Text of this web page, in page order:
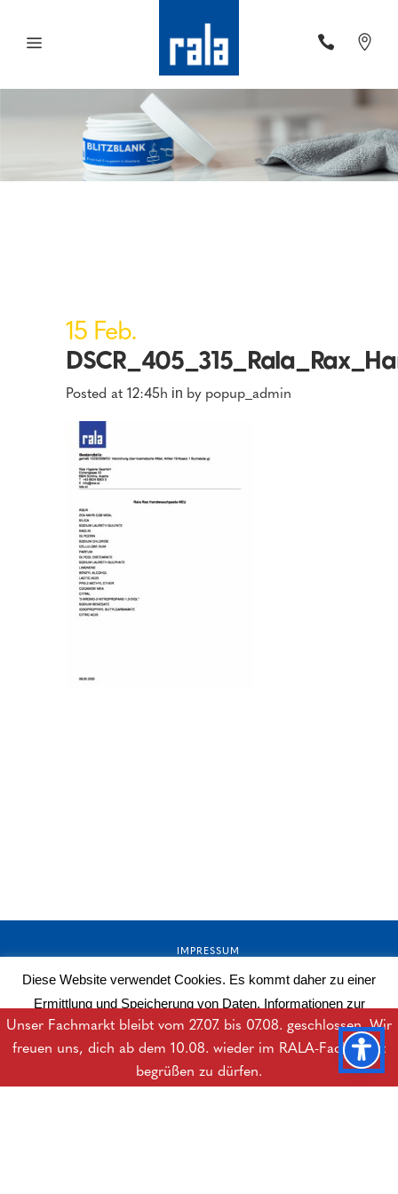
15 Feb.
Posted at 12:45h in by popup_admin
IMPRESSUM
AGB
BARRIEREFREIHEITSERKLÄRUNG
DOWNLOADS
Diese Website verwendet Cookies. Es kommt daher zu einer
Ermittlung und Speicherung von Daten. Informationen zur
Datenverarbeitung erhalten Sie in der Datenschutzerklärung.
Mehr lesen
Unser Fachmarkt bleibt vom 27.07. bis 07.08. geschlossen. Wir
freuen uns, dich ab dem 10.08. wieder im RALA-Fachmarkt
begrüßen zu dürfen.